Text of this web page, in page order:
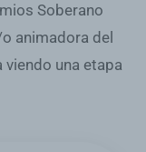
Soberano
animadora del
una etapa